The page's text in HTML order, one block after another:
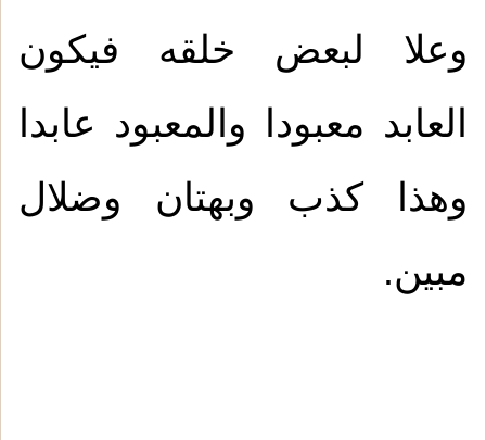
وعلا لبعض خلقه فيكون
العابد معبودا والمعبود عابدا
وهذا كذب وبهتان وضلال
مبين.